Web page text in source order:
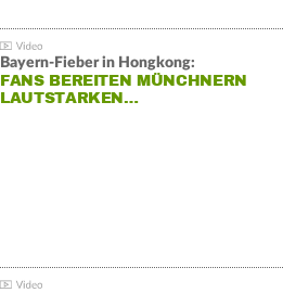
Bayern-Fieber in Hongkong:
FANS BEREITEN MÜNCHNERN
LAUTSTARKEN…